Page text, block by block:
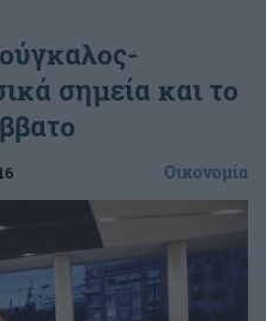
σημεία και το
Οικονομία